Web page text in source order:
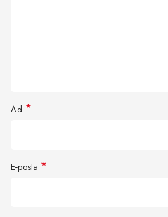
Ad *
E-posta *